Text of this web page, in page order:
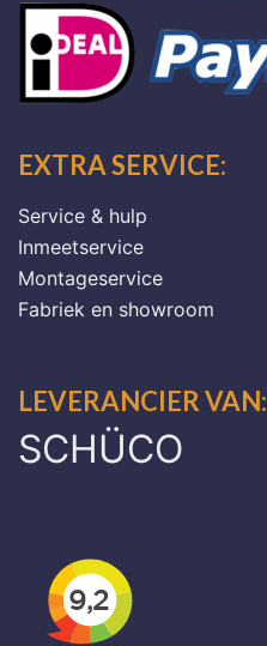
EXTRA SERVICE:
Service & hulp
Inmeetservice
Montageservice
Fabriek en showroom
LEVERANCIER VAN:
SCHÜCO